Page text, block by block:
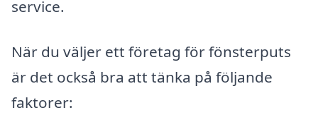
service.
När du väljer ett företag för fönsterputs
är det också bra att tänka på följande
faktorer: